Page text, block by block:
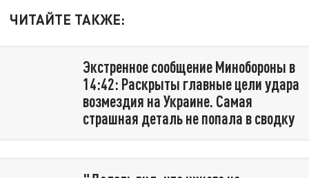
ЧИТАЙТЕ ТАКЖЕ:
Экстренное сообщение Минобороны в
14:42: Раскрыты главные цели удара
возмездия на Украине. Самая
страшная деталь не попала в сводку